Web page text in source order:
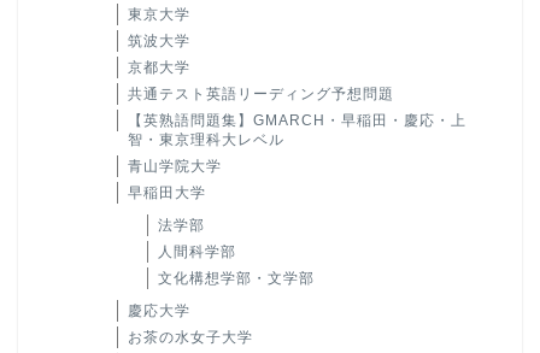
東京大学
筑波大学
京都大学
共通テスト英語リーディング予想問題
【英熟語問題集】GMARCH・早稲田・慶応・上
智・東京理科大レベル
青山学院大学
早稲田大学
法学部
人間科学部
文化構想学部・文学部
慶応大学
お茶の水女子大学